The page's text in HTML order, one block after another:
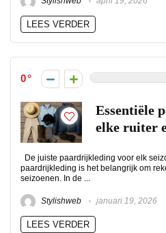
LEES VERDER
0
Essentiële
elke ruiter
De juiste paardrijkleding voor elk
paardrijkleding is het belangrijk om
seizoenen. In de ...
Stylishweb januari 19, 2026
LEES VERDER